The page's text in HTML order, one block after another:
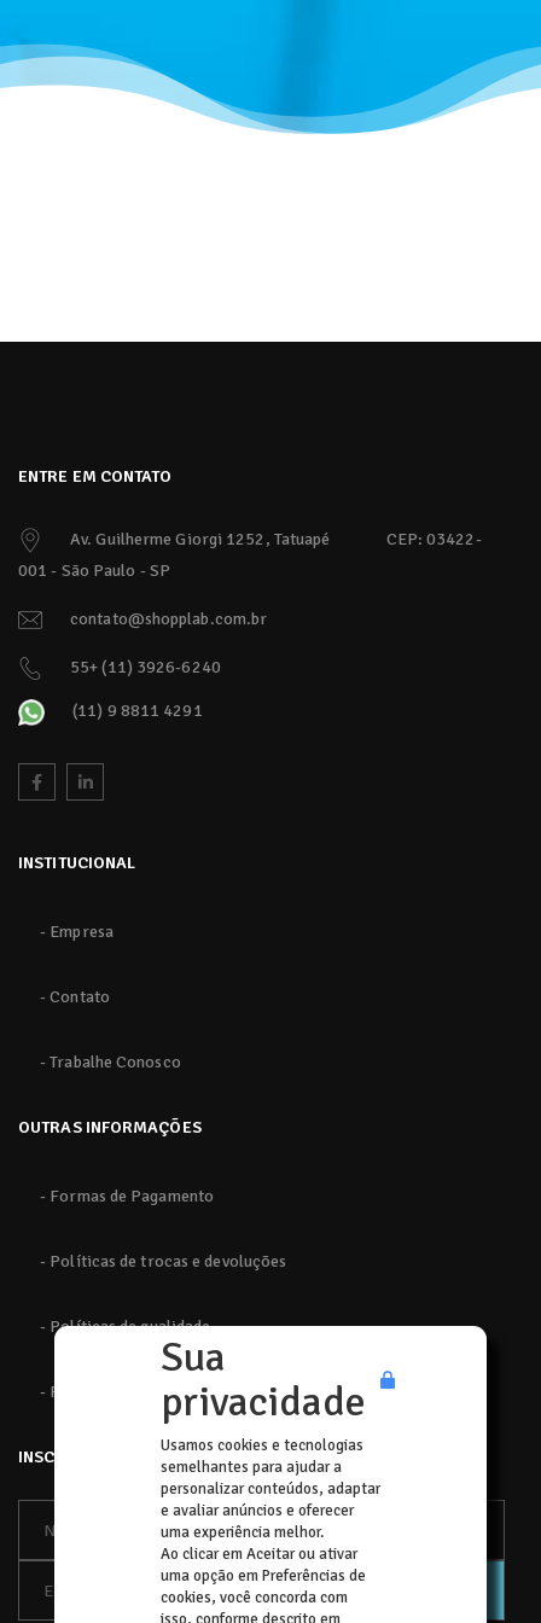
ENTRE EM CONTATO
Av. Guilherme Giorgi 1252, Tatuapé
CEP: 03422-
001 - São Paulo - SP
contato@shopplab.com.br
55+ (11) 3926-6240
(11) 9 8811 4291
INSTITUCIONAL
- Empresa
- Contato
- Trabalhe Conosco
OUTRAS INFORMAÇÕES
- Formas de Pagamento
- Políticas de trocas e devoluções
- Políticas de qualidade
- Políticas de privacidade
INSCREVA-SE
Sua
privacidade
Usamos cookies e tecnologias
semelhantes para ajudar a
personalizar conteúdos, adaptar
e avaliar anúncios e oferecer
uma experiência melhor.
Ao clicar em Aceitar ou ativar
uma opção em Preferências de
cookies, você concorda com